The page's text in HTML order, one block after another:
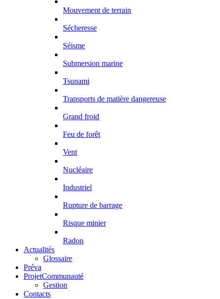
Mouvement de terrain
Sécheresse
Séisme
Submersion marine
Tsunami
Transports de matière dangereuse
Grand froid
Feu de forêt
Vent
Nucléaire
Industriel
Rupture de barrage
Risque minier
Radon
Actualités
Glossaire
Préva
ProjetCommunauté
Gestion
Contacts